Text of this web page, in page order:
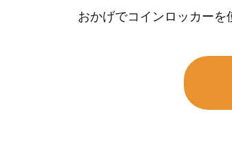
おかげでコインロッカーを